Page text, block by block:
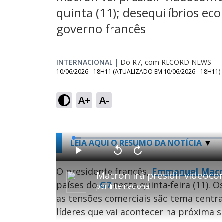
quinta (11); desequilíbrios
governo francês
INTERNACIONAL | Do R7, com RECORD NEWS
10/06/2026 - 18H11 (ATUALIZADO EM 10/06/2026 - 18H11)
A+ A-
LEIA AQUI O RESUMO DA NOTÍCIA
porInternacional
P
l
y
V
o
l
t
a
r
1
s
e
u
A
v
n
ç
a
r
0
s
g
L
o
a
d
e
:
2
2
8
%
O presidente francês,Emmanuel
países doG7nesta quinta-feira (11).
as tensões comerciais são tema
líderes que vai acontecer na próxima